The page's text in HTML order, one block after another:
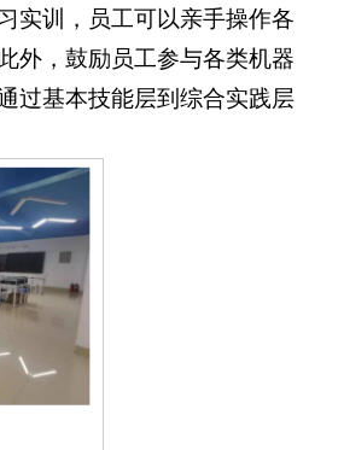
实训，员工可以亲手操作各
外，鼓励员工参与各类机器
过基本技能层到综合实践层